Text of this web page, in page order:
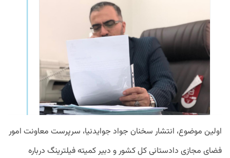
اولین موضوع، انتشار سخنان جواد جوایدنیا، سرپرست معاونت امور
فضای مجازی دادستانیکلکشورو دبیرکمیتهفیلترینگ درباره